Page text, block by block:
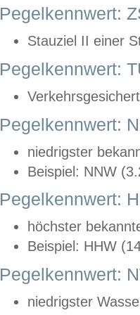
Pegelkennwert:
Stauziel II einer
Pegelkennwert:
Pegelkennwert:
niedrigster
Beispiel: NNW
Pegelkennwert:
höchster
Beispiel: HHW
Pegelkennwert:
niedrigster